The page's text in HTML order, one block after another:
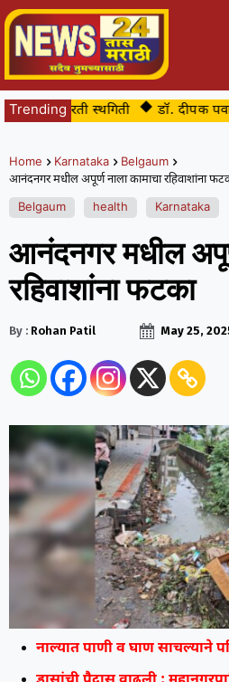
Trending
तात्पुरती स्थगिती डॉ. दीपक पवार
Home Karnataka
Belgaum
आनंदनगर मधील अपूर्ण नाला कामाचा रहिवाशांना
Belgaum
health Karnataka
आनंदनगर मधील
रहिवाशांना फटका
By : Rohan Patil May 25,
नाल्यात पाणी व घाण साचल्याने